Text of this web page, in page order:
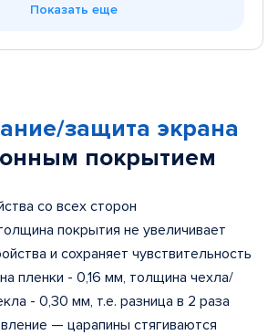
Показать еще
защита экрана
покрытием
со всех сторон
покрытия не увеличивает
и сохраняет чувствительность
пленки - 0,16 мм, толщина чехла/
- 0,30 мм, т.е. разница в 2 раза
— царапины стягиваются